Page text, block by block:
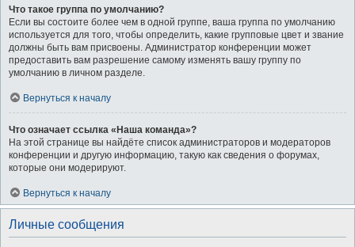
Что такое группа по умолчанию?
Если вы состоите более чем в одной группе, ваша группа по умолчанию
используется для того, чтобы определить, какие групповые цвет и звание
должны быть вам присвоены. Администратор конференции может
предоставить вам разрешение самому изменять вашу группу по
умолчанию в личном разделе.
Вернуться к началу
Что означает ссылка «Наша команда»?
На этой странице вы найдёте список администраторов и модераторов
конференции и другую информацию, такую как сведения о форумах,
которые они модерируют.
Вернуться к началу
Личные сообщения